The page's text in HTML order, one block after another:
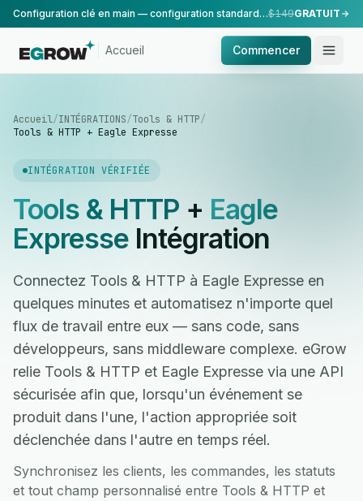
Configuration clé en main — configuration standard, réalisée par notre équipe.$149GRATUIT
Accueil Commencer
Accueil/INTÉGRATIONS/Tools & HTTP/
Tools & HTTP + Eagle Expresse
INTÉGRATION VÉRIFIÉE
Tools & HTTP+ Eagle
ExpresseIntégration
Connectez Tools & HTTP à Eagle Expresse en
quelques minutes et automatisez n'importe quel
flux de travail entre eux — sans code, sans
développeurs, sans middleware complexe. eGrow
relie Tools & HTTP et Eagle Expresse via une API
sécurisée afin que, lorsqu'un événement se
produit dans l'une, l'action appropriée soit
déclenchée dans l'autre en temps réel.
Synchronisez les clients, les commandes, les statuts
et tout champ personnalisé entre Tools & HTTP et